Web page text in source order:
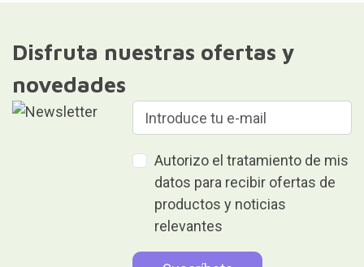
Disfruta nuestras ofertas y
novedades
Autorizo el tratamiento de mis
datos para recibir ofertas de
productos y noticias
relevantes